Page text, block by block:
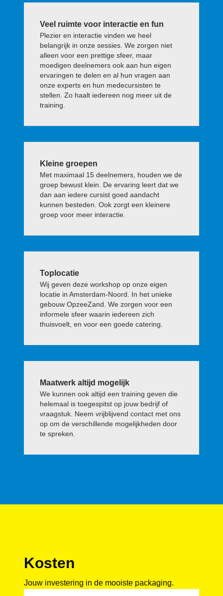
Veel ruimte voor interactie en fun
Plezier en interactie vinden we heel
belangrijk in onze sessies. We zorgen niet
alleen voor een prettige sfeer, maar
moedigen deelnemers ook aan hun eigen
ervaringen te delen en al hun vragen aan
onze experts en hun medecursisten te
stellen. Zo haalt iedereen nog meer uit de
training.
Kleine groepen
Met maximaal 15 deelnemers, houden we de
groep bewust klein. De ervaring leert dat we
dan aan iedere cursist goed aandacht
kunnen besteden. Ook zorgt een kleinere
groep voor meer interactie.
Toplocatie
Wij geven deze workshop op onze eigen
locatie in Amsterdam-Noord. In het unieke
gebouw OpzeeZand. We zorgen voor een
informele sfeer waarin iedereen zich
thuisvoelt, en voor een goede catering.
Maatwerk altijd mogelijk
We kunnen ook altijd een training geven die
helemaal is toegespitst op jouw bedrijf of
vraagstuk. Neem vrijblijvend contact met ons
op om de verschillende mogelijkheden door
te spreken.
Kosten
Jouw investering in de mooiste packaging.